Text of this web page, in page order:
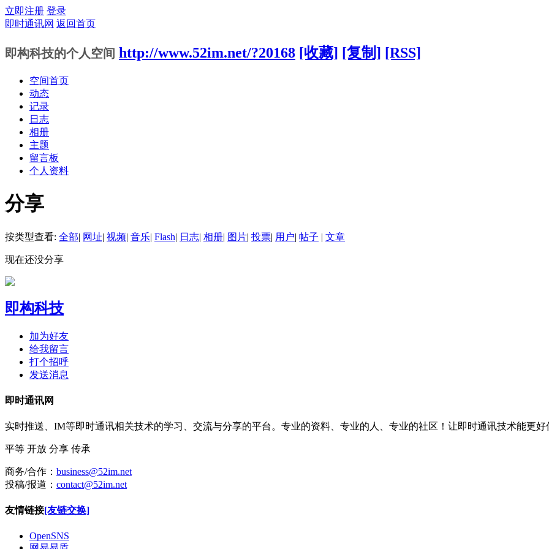
立即注册 登录
即时通讯网 返回首页
即构科技的个人空间 http://www.52im.net/?20168 [收藏] [复制] [RSS]
空间首页
动态
记录
日志
相册
主题
留言板
个人资料
分享
按类型查看: 全部| 网址| 视频| 音乐| Flash| 日志| 相册| 图片| 投票| 用户| 帖子 | 文章
现在还没分享
即构科技
加为好友
给我留言
打个招呼
发送消息
即时通讯网
实时推送、IM等即时通讯相关技术的学习、交流与分享的平台。专业的资料、专业的人、专业的社区！让即时通讯技术能更好
平等 开放 分享 传承
商务/合作： business@52im.net
投稿/报道： contact@52im.net
友情链接[友链交换]
OpenSNS